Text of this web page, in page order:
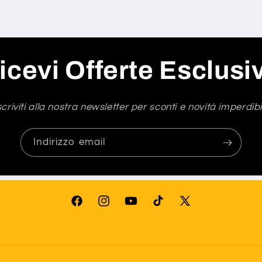
Offerte
alla nostra newsletter per sconti e novità
Indirizzo email
FacebookInstagramYouTubeTikTok
X